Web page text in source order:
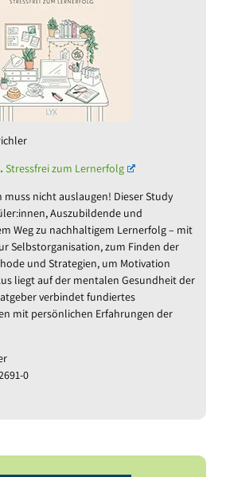
Stressfrei zum Lernerfolg
muss nicht auslaugen! Dieser Study
Auszubildende und
Weg zu nachhaltigem Lernerfolg – mit
Selbstorganisation, zum Finden der
und Strategien, um Motivation
liegt auf der mentalen Gesundheit der
verbindet fundiertes
mit persönlichen Erfahrungen der
0